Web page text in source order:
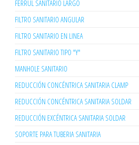
FERRUL SANITARIO LARGO
FILTRO SANITARIO ANGULAR
FILTRO SANITARIO EN LINEA
FILTRO SANITARIO TIPO "Y"
MANHOLE SANITARIO
REDUCCIÓN CONCÉNTRICA SANITARIA CLAMP
REDUCCIÓN CONCÉNTRICA SANITARIA SOLDAR
REDUCCIÓN EXCÉNTRICA SANITARIA SOLDAR
SOPORTE PARA TUBERIA SANITARIA